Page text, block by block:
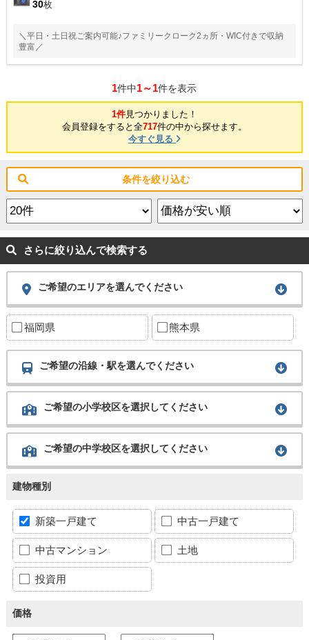
30枚
＼平日・土日祝ご案内可能♪ファミリークローク2ヵ所・WIC付きで収納
豊富／
1件中1～1件を表示
1件見つかりました！
会員登録をすると全717件の中から探せます。
今すぐ見る
条件を絞り込む
さらに絞り込んで検索する
ご希望のエリアを選んでください
福岡県 熊本県
ご希望の沿線・駅を選んでください
ご希望の小学校区を選択してください
ご希望の中学校区を選択してください
建物種別
新築一戸建て 中古一戸建て
中古マンション 土地
投資用
価格